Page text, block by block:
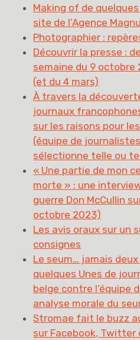
Making of de
site de l’Agence
Photographier :
Découvrir la presse :
semaine du 9 octobre
(et du 4 mars)
À travers la
journaux
sur les raisons pour
(équipe de
sélectionne telle ou
« Une partie de mon
morte » : une
guerre Don McCullin
octobre 2023)
Les avis oraux sur un
consignes
Le seum… jamais
quelques Unes de
belge contre l’équipe
analyse morale du
Stromae fait le buzz
sur Facebook, Twitter